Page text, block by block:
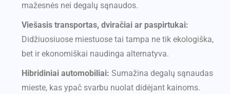
mažesnės nei degalų sąnaudos.
Viešasis transportas, dviračiai ar paspirtukai:
Didžiuosiuose miestuose tai tampa ne tik ekologiška,
bet ir ekonomiškai naudinga alternatyva.
Hibridiniai automobiliai: Sumažina degalų sąnaudas
mieste, kas ypač svarbu nuolat didėjant kainoms.